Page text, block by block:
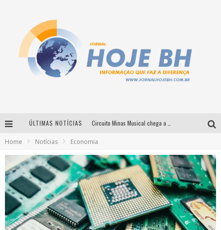
ÚLTIMAS NOTÍCIAS
Simone celebra a força feminina e sua trajetória histórica na MPB em novo show “Que mulher é essa!?” em Belo Horizonte
Milton Guedes traz turnê “Milton Canta Lulu” a Belo Horizonte
Home Notícias Economia